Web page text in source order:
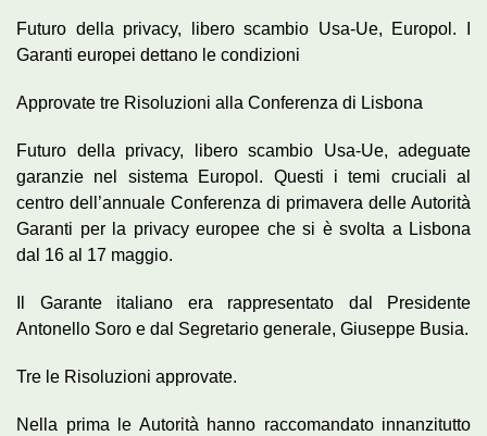
Futuro della privacy, libero scambio Usa-Ue, Europol. I
Garanti europei dettano le condizioni
Approvate tre Risoluzioni alla Conferenza di Lisbona
Futuro della privacy, libero scambio Usa-Ue, adeguate
garanzie nel sistema Europol. Questi i temi cruciali al
centro dell’annuale Conferenza di primavera delle Autorità
Garanti per la privacy europee che si è svolta a Lisbona
dal 16 al 17 maggio.
Il Garante italiano era rappresentato dal Presidente
Antonello Soro e dal Segretario generale, Giuseppe Busia.
Tre le Risoluzioni approvate.
Nella prima le Autorità hanno raccomandato innanzitutto